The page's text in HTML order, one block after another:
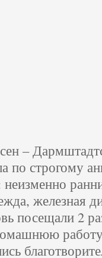
–
по строгому
железная
посещали 2